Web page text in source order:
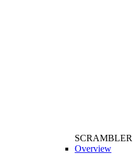
SCRAMBLER
Overview